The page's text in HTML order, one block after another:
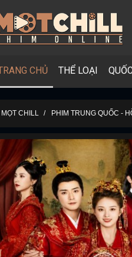
CHỦ THỂ LOẠI
MỌT CHILL PHIM TRUNG QUỐC -